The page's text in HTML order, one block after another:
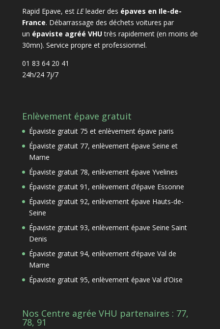
Rapid Epave, est LEleader des épaves en Ile-de-
France. Débarrassage des déchets voitures par
un épaviste agréé VHUtrès rapidement (en moins de
30mn). Service propre et professionnel.
01 83 64 20 41
24h/24 7j/7
Enlèvement épave gratuit
Épaviste gratuit 75 et enlèvement épave paris
Épaviste gratuit 77, enlèvement épave Seine et
Marne
Épaviste gratuit 78, enlèvement épave Yvelines
Épaviste gratuit 91, enlèvement d’épave Essonne
Épaviste gratuit 92, enlèvement épave Hauts-de-
Seine
Épaviste gratuit 93, enlèvement épave Seine Saint
Denis
Épaviste gratuit 94, enlèvement d’épave Val de
Marne
Épaviste gratuit 95, enlèvement épave Val d’Oise
Nos Centre agrée VHU partenaires : 77,
78, 91